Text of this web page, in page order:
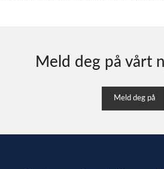
Meld deg på vårt
Meld deg på